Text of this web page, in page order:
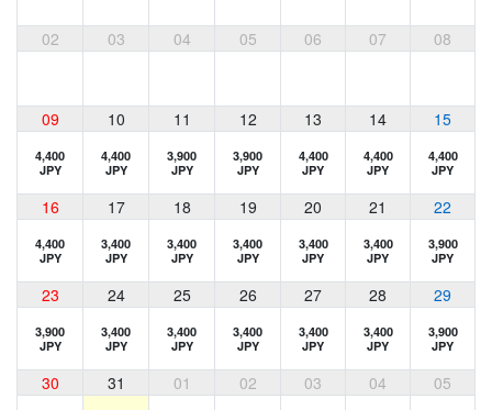
02 03 04 05 06 07 08
09 10 11 12 13 14 15
4,400
JPY
4,400
JPY
3,900
JPY
3,900
JPY
4,400
JPY
4,400
JPY
4,400
JPY
16 17 18 19 20 21 22
4,400
JPY
3,400
JPY
3,400
JPY
3,400
JPY
3,400
JPY
3,400
JPY
3,900
JPY
23 24 25 26 27 28 29
3,900
JPY
3,400
JPY
3,400
JPY
3,400
JPY
3,400
JPY
3,400
JPY
3,900
JPY
30 31 01 02 03 04 05